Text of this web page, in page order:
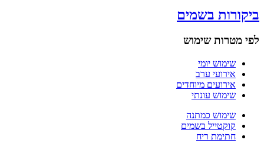
ביקורות בשמים
לפי מטרות שימוש
שימוש יומי
אירועי ערב
אירועים מיוחדים
שימוש עונתי
שימוש כמתנה
קוקטייל בשמים
חתימת ריח